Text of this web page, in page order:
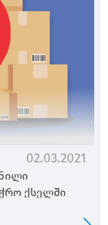
02.03.2021
ქსელში